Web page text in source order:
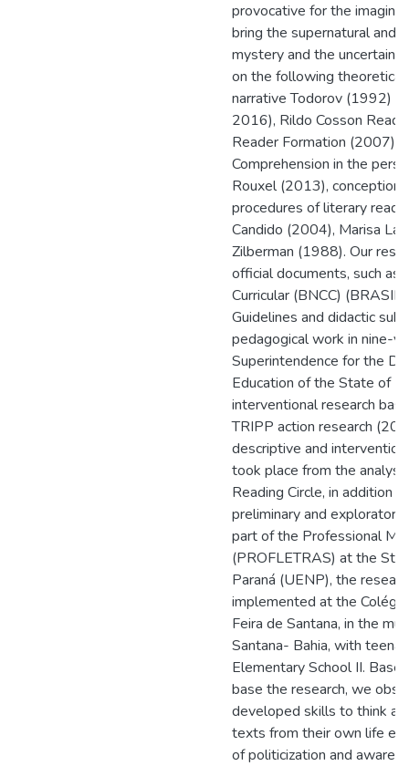
provocative for the
bring the supernatural and
mystery and the
on the following theoretical
narrative Todorov (1992)
2016), Rildo Cosson
Reader Formation (2007),
Comprehension in the
Rouxel (2013),
procedures of literary
Candido (2004), Marisa
Zilberman (1988). Our
official documents, such as:
Curricular (BNCC)
Guidelines and didactic
pedagogical work in nine-
Superintendence for the
Education of the State of
interventional research
TRIPP action research
descriptive and
took place from the
Reading Circle, in addition
preliminary and
part of the Professional
(PROFLETRAS) at the
Paraná (UENP), the
implemented at the
Feira de Santana, in the
Santana- Bahia, with
Elementary School II.
base the research, we
developed skills to think
texts from their own life
of politicization and